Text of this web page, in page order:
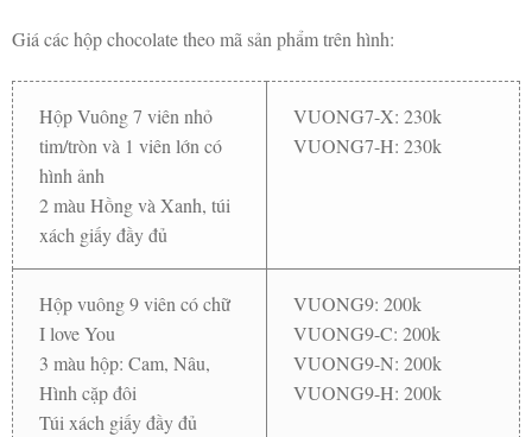
Giá các hộp chocolate theo mã sản phẩm trên hình:
Hộp Vuông 7 viên nhỏ
tim/tròn và 1 viên lớn có
hình ảnh
2 màu Hồng và Xanh, túi
xách giấy đầy đủ
VUONG7-X: 230k
VUONG7-H: 230k
Hộp vuông 9 viên có chữ
I love You
3 màu hộp: Cam, Nâu,
Hình cặp đôi
Túi xách giấy đầy đủ
VUONG9: 200k
VUONG9-C: 200k
VUONG9-N: 200k
VUONG9-H: 200k